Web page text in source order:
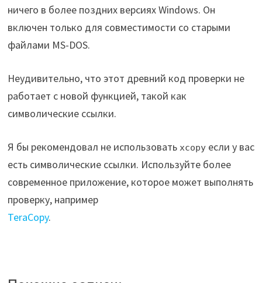
ничего в более поздних версиях Windows. Он
включен только для совместимости со старыми
файлами MS-DOS.
Неудивительно, что этот древний код проверки не
работает с новой функцией, такой как
символические ссылки.
Я бы рекомендовал не использовать xcopyесли у вас
есть символические ссылки. Используйте более
современное приложение, которое может выполнять
проверку, например
TeraCopy.